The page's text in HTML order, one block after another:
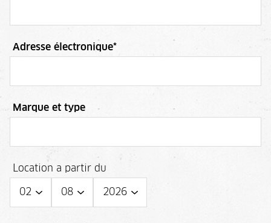
Adresse électronique*
Marque et type
Location a partir du